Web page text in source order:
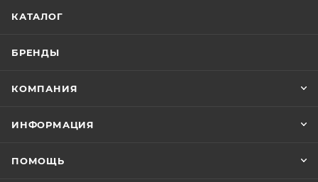
КАТАЛОГ
БРЕНДЫ
КОМПАНИЯ
ИНФОРМАЦИЯ
ПОМОЩЬ